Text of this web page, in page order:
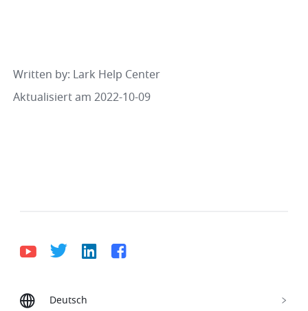
Written by: Lark Help Center
Aktualisiert am 2022-10-09
Deutsch